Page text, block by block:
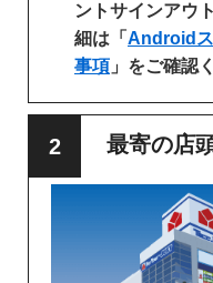
ントサインアウ
細は「 Android
事項 」をご確認
最寄の店